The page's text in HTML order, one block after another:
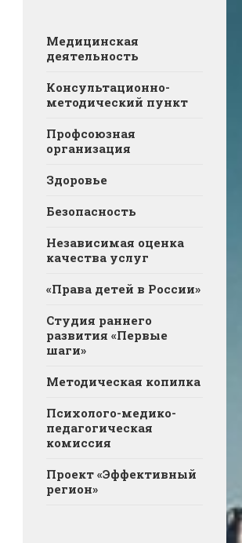
Медицинская
деятельность
Консультационно-
методический пункт
Профсоюзная
организация
Здоровье
Безопасность
Независимая оценка
качества услуг
«Права детей в России»
Студия раннего
развития «Первые
шаги»
Методическая копилка
Психолого-медико-
педагогическая
комиссия
Проект «Эффективный
регион»